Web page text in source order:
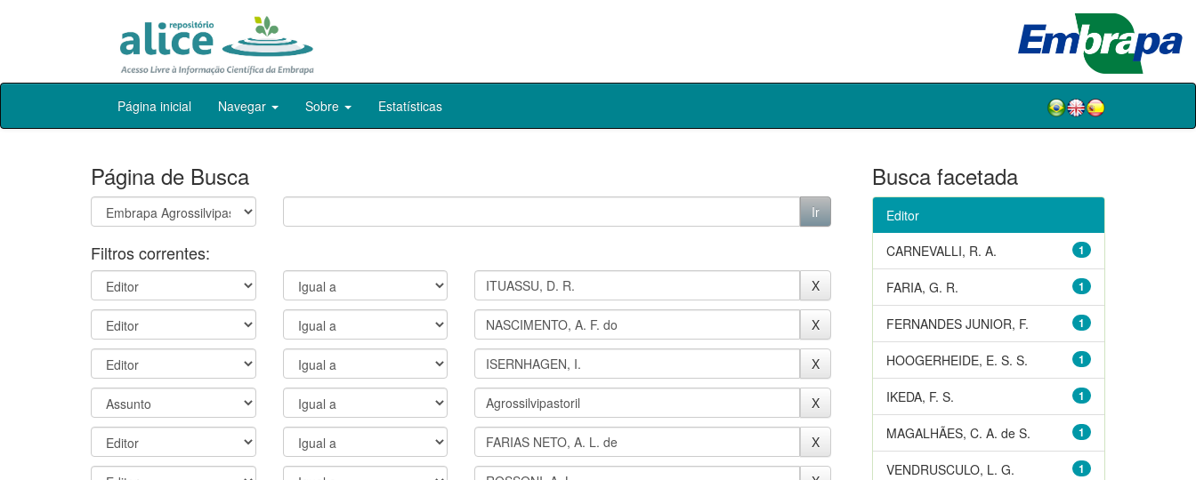
Skip
Página inicial Navegar Sobre Estatísticas
Página de Busca
Filtros correntes:
Busca facetada
Editor
1
CARNEVALLI, R. A.
1
FARIA, G. R.
1
FERNANDES JUNIOR, F.
1
HOOGERHEIDE, E. S. S.
1
IKEDA, F. S.
1
MAGALHÃES, C. A. de S.
1
VENDRUSCULO, L. G.